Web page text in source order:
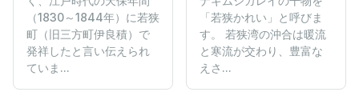
（1830～1844年）に若狭
町（旧三方町伊良積）で
発祥したと言い伝えられ
ていま...
「若狭かれい」と呼びま
す。 若狭湾の沖合は暖流
と寒流が交わり、豊富な
えさ...